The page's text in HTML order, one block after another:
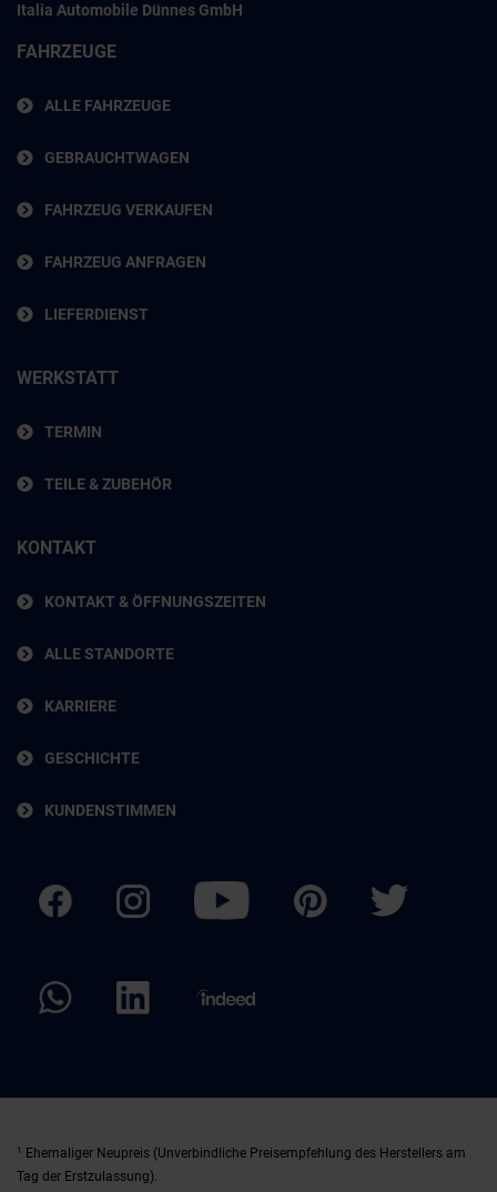
Italia Automobile Dünnes GmbH
FAHRZEUGE
ALLE FAHRZEUGE
GEBRAUCHTWAGEN
FAHRZEUG VERKAUFEN
FAHRZEUG ANFRAGEN
LIEFERDIENST
WERKSTATT
TERMIN
TEILE & ZUBEHÖR
KONTAKT
KONTAKT & ÖFFNUNGSZEITEN
ALLE STANDORTE
KARRIERE
GESCHICHTE
KUNDENSTIMMEN
1
Ehemaliger Neupreis (Unverbindliche Preisempfehlung des Herstellers am
Tag der Erstzulassung).